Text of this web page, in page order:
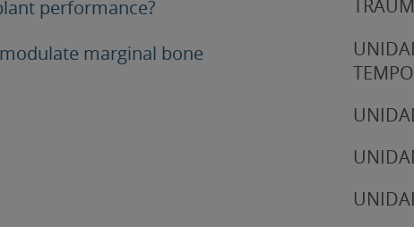
performance?
marginal bone